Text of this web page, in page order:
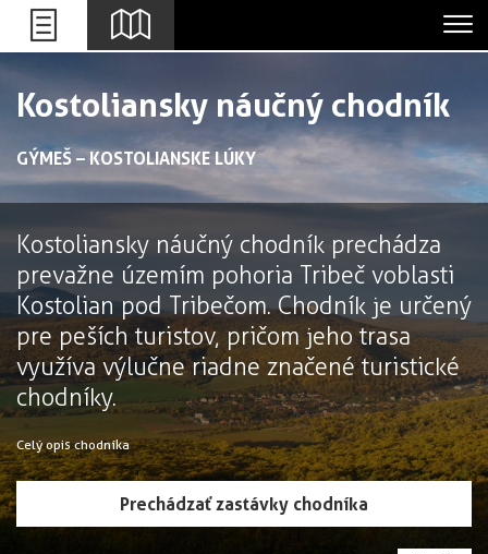
+
-
Kostoliansky náučný chodník
GÝMEŠ – KOSTOLIANSKE LÚKY
Kostoliansky náučný chodník prechádza
prevažne územím pohoria Tribeč v oblasti
Kostolian pod Tribečom. Chodník je určený
pre peších turistov, pričom jeho trasa
využíva výlučne riadne značené turistické
chodníky.
Celý opis chodníka
Prechádzať zastávky chodníka